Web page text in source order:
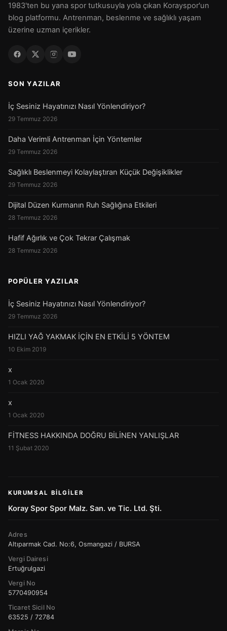
1983'ten bu yana spor tutkusuyla yola çıkan Korayspor'un
blog platformu. Antrenman, beslenme ve sağlıklı yaşam
üzerine uzman içerikler.
SON YAZILAR
İç Sesiniz Hayatınızı Nasıl Yönlendiriyor?
29 Temmuz 2026
Daha Verimli Antrenman İçin Yöntemler
29 Temmuz 2026
Sağlıklı Beslenmeyi Kolaylaştıran Küçük Değişiklikler
29 Temmuz 2026
Dijital Düzen Kurmanın Ruh Sağlığına Etkileri
28 Temmuz 2026
Hafif Ağırlık ve Çok Tekrar Çalışmak
28 Temmuz 2026
POPÜLER YAZILAR
İç Sesiniz Hayatınızı Nasıl Yönlendiriyor?
29 Temmuz 2026
HIZLI YAĞ YAKMAK İÇİN EN ETKİLİ 5 YÖNTEM
10 Ekim 2019
x
1 Ocak 2020
x
1 Ocak 2020
FİTNESS HAKKINDA DOĞRU BİLİNEN YANLIŞLAR
11 Şubat 2020
KURUMSAL BILGILER
Koray Spor Spor Malz. San. ve Tic. Ltd. Şti.
Adres
Altıparmak Cad. No:6, Osmangazi / BURSA
Vergi Dairesi
Ertuğrulgazi
Vergi No
5770490954
Ticaret Sicil No
63525 / 72784